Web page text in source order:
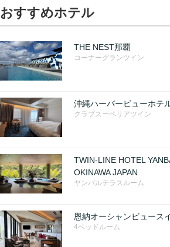
おすすめホテル
THE NEST那覇
コーナーグランツイン
沖縄ハーバービューホテ
クラブスーペリアツイン
TWIN-LINE HOTEL
OKINAWA JAPAN
ヤンバルテラスルーム
恩納オーシャンビュース
4ベッドルーム